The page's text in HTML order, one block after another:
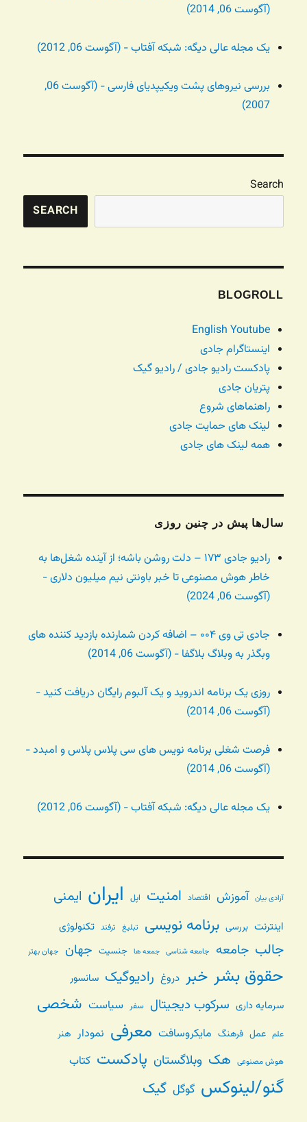
(آگوست 06, 2014)
یک مجله عالی دیگه: شبکه آفتاب - (آگوست 06, 2012)
بررسی نیروهای پشت ویکیپدیای فارسی - (آگوست 06,
2007)
Search
SEARCH
BLOGROLL
English Youtube
اینستاگرام جادی
پادکست رادیو جادی / رادیو گیک
پتریان جادی
راهنماهای شروع
لینک های حمایت جادی
همه لینک های جادی
سال‌ها پیش در چنین روزی
رادیو جادی ۱۷۳ – دلت روشن باشه؛ از آینده شغل‌ها به
خاطر هوش مصنوعی تا خبر باونتی نیم میلیون دلاری -
(آگوست 06, 2024)
جادی تی وی ۰۰۴ – اضافه کردن شمارنده بازدید کننده های
وبگذر به وبلاگ بلاگفا - (آگوست 06, 2014)
روزی یک برنامه اندروید و یک آلبوم رایگان دریافت کنید -
(آگوست 06, 2014)
فرصت شغلی برنامه نویس های سی پلاس پلاس و امبدد -
(آگوست 06, 2014)
یک مجله عالی دیگه: شبکه آفتاب - (آگوست 06, 2012)
آزادی بیان آموزش اقتصاد امنیت اپل ایران ایمنی
اینترنت بررسی برنامه نویسی تبلیغ ترفند تکنولوژی
جالب جامعه جامعه شناسی جمعه ها جنسیت جهان جهان بهتر
حقوق بشر خبر دروغ رادیوگیک سانسور
سرمایه داری سرکوب دیجیتال سفر سیاست شخصی
علم عمل فرهنگ مایکروسافت معرفی نمودار هنر
هوش مصنوعی هک وبلاگستان پادکست کتاب
گنو/لینوکس گوگل گیک